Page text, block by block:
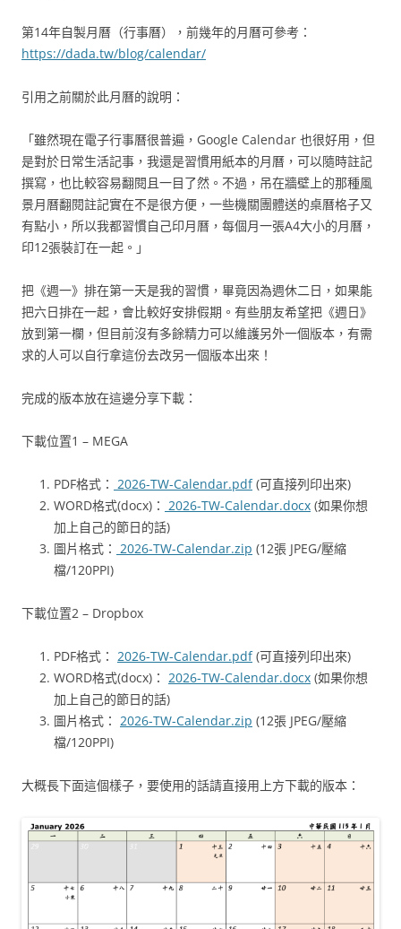
第14年自製月曆（行事曆），前幾年的月曆可參考：
https://dada.tw/blog/calendar/
引用之前關於此月曆的說明：
「雖然現在電子行事曆很普遍，Google Calendar 也很好用，但
是對於日常生活記事，我還是習慣用紙本的月曆，可以隨時註記
撰寫，也比較容易翻閱且一目了然。不過，吊在牆壁上的那種風
景月曆翻閱註記實在不是很方便，一些機關團體送的桌曆格子又
有點小，所以我都習慣自己印月曆，每個月一張A4大小的月曆，
印12張裝訂在一起。」
把《週一》排在第一天是我的習慣，畢竟因為週休二日，如果能
把六日排在一起，會比較好安排假期。有些朋友希望把《週日》
放到第一欄，但目前沒有多餘精力可以維護另外一個版本，有需
求的人可以自行拿這份去改另一個版本出來！
完成的版本放在這邊分享下載：
下載位置1 – MEGA
PDF格式： 2026-TW-Calendar.pdf(可直接列印出來)
WORD格式(docx)： 2026-TW-Calendar.docx (如果你想
加上自己的節日的話)
圖片格式： 2026-TW-Calendar.zip (12張 JPEG/壓縮
檔/120PPI)
下載位置2 – Dropbox
PDF格式： 2026-TW-Calendar.pdf(可直接列印出來)
WORD格式(docx)： 2026-TW-Calendar.docx (如果你想
加上自己的節日的話)
圖片格式： 2026-TW-Calendar.zip (12張 JPEG/壓縮
檔/120PPI)
大概長下面這個樣子，要使用的話請直接用上方下載的版本：